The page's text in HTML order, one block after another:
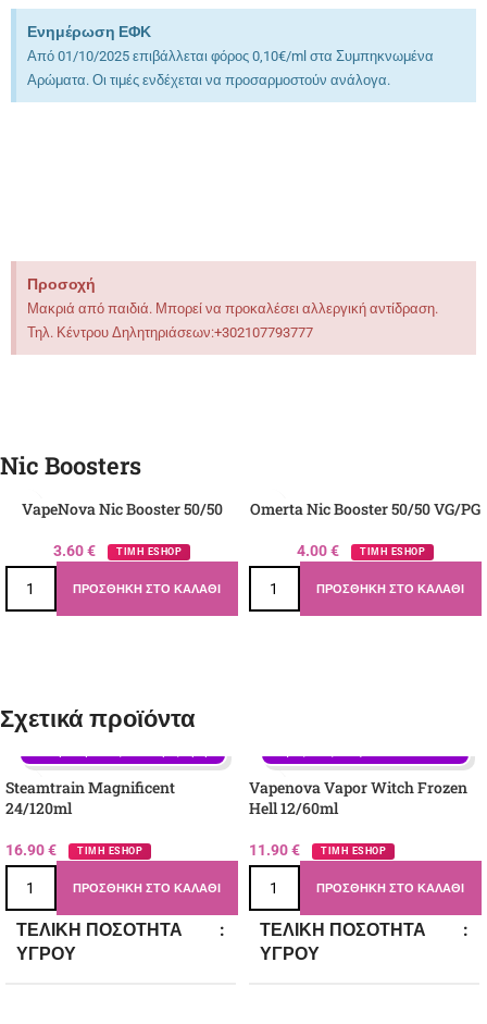
Ενημέρωση ΕΦΚ
Από 01/10/2025 επιβάλλεται φόρος 0,10€/ml στα Συμπηκνωμένα
Αρώματα. Οι τιμές ενδέχεται να προσαρμοστούν ανάλογα.
Προσοχή
Μακριά από παιδιά. Μπορεί να προκαλέσει αλλεργική αντίδραση.
Τηλ. Κέντρου Δηλητηριάσεων:+302107793777
Nic Boosters
VapeNova Nic Booster 50/50
3.60€ ΤΙΜΗ ESHOP
ΠΡΟΣΘΉΚΗ ΣΤΟ ΚΑΛΆΘΙ
Omerta Nic Booster 50/50 VG/PG
4.00€ ΤΙΜΗ ESHOP
ΠΡΟΣΘΉΚΗ ΣΤΟ ΚΑΛΆΘΙ
Σχετικά προϊόντα
Steamtrain Magnificent
24/120ml
16.90€ ΤΙΜΗ ESHOP
ΠΡΟΣΘΉΚΗ ΣΤΟ ΚΑΛΆΘΙ
ΤΕΛΙΚΉ ΠΟΣΌΤΗΤΑ
ΥΓΡΟΎ
Vapenova Vapor Witch Frozen
Hell 12/60ml
11.90€ ΤΙΜΗ ESHOP
ΠΡΟΣΘΉΚΗ ΣΤΟ ΚΑΛΆΘΙ
ΤΕΛΙΚΉ ΠΟΣΌΤΗΤΑ
ΥΓΡΟΎ